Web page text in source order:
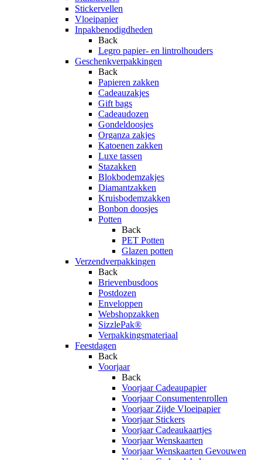
Stickervellen
Vloeipapier
Inpakbenodigdheden
Back
Legro papier- en lintrolhouders
Geschenkverpakkingen
Back
Papieren zakken
Cadeauzakjes
Gift bags
Cadeaudozen
Gondeldoosjes
Organza zakjes
Katoenen zakken
Luxe tassen
Stazakken
Blokbodemzakjes
Diamantzakken
Kruisbodemzakken
Bonbon doosjes
Potten
Back
PET Potten
Glazen potten
Verzendverpakkingen
Back
Brievenbusdoos
Postdozen
Enveloppen
Webshopzakken
SizzlePak®
Verpakkingsmateriaal
Feestdagen
Back
Voorjaar
Back
Voorjaar Cadeaupapier
Voorjaar Consumentenrollen
Voorjaar Zijde Vloeipapier
Voorjaar Stickers
Voorjaar Cadeaukaartjes
Voorjaar Wenskaarten
Voorjaar Wenskaarten Gevouwen